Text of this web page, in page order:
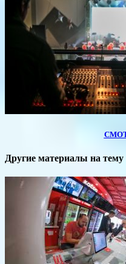
Другие материалы на тему